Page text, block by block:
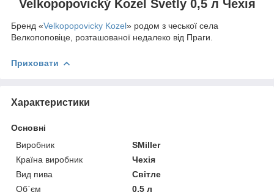
Velkopopovický Kozel Svetly 0,5 л Чехія
Бренд «Velkopopovicky Kozel» родом з чеської села
Велкопоповіце, розташованої недалеко від Праги.
Приховати
Характеристики
Основні
Виробник
SMiller
Країна виробник
Чехія
Вид пива
Світле
Об`єм
0.5 л